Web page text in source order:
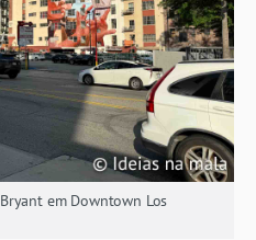
em Downtown Los